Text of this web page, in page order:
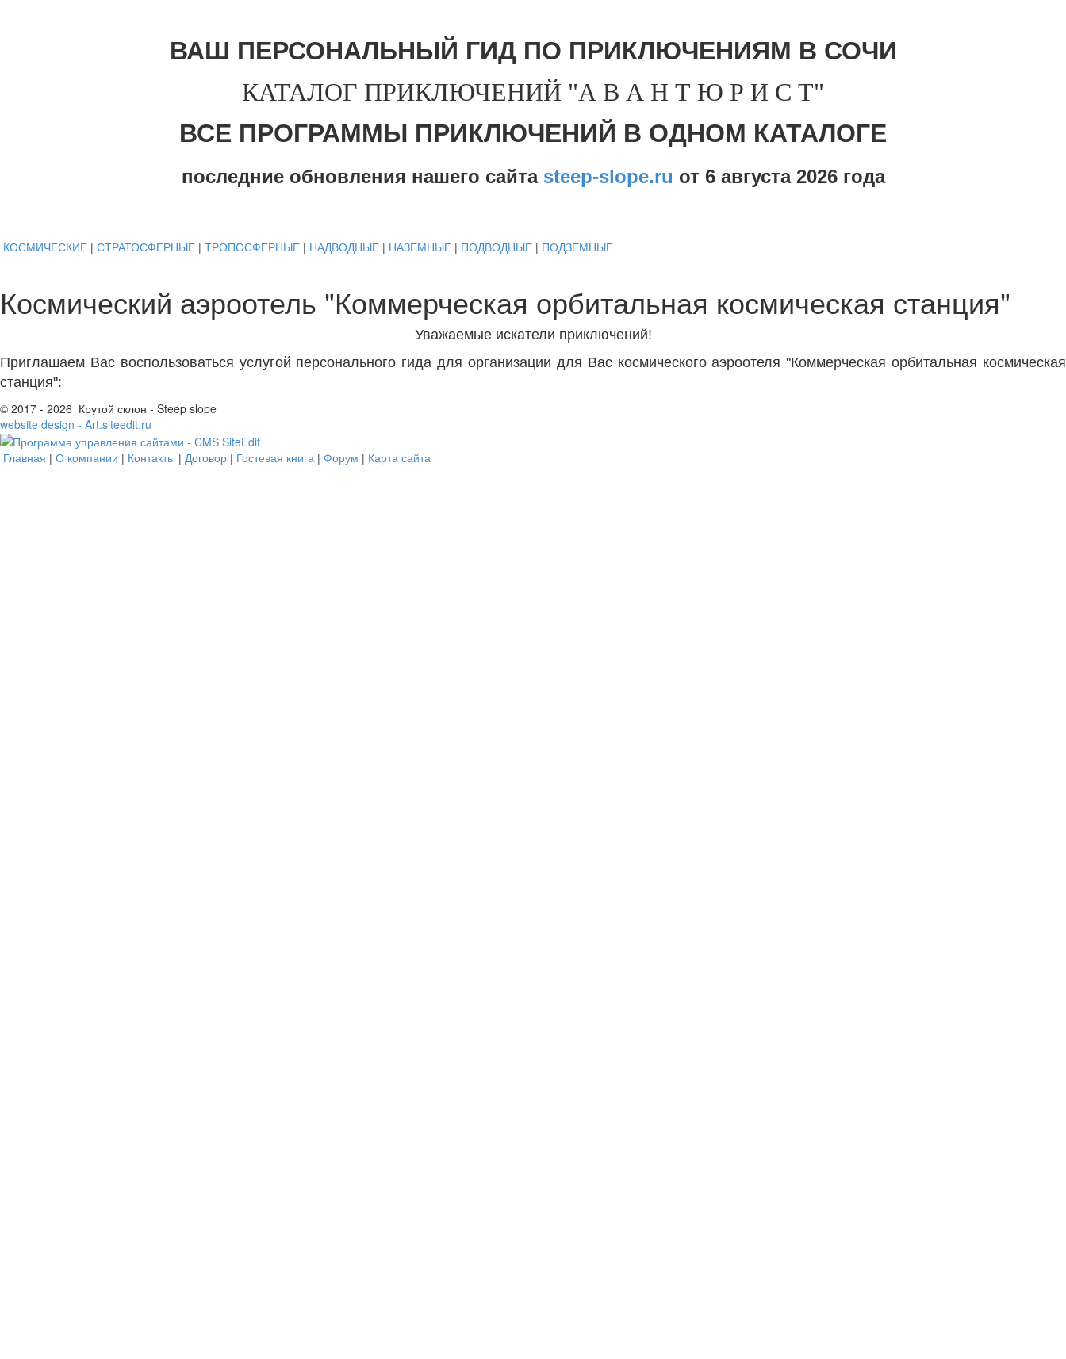
ВАШ ПЕРСОНАЛЬНЫЙ ГИД ПО ПРИКЛЮЧЕНИЯМ В СОЧИ
КАТАЛОГ ПРИКЛЮЧЕНИЙ "А В А Н Т Ю Р И С Т"
ВСЕ ПРОГРАММЫ ПРИКЛЮЧЕНИЙ В ОДНОМ КАТАЛОГЕ
последние обновления нашего сайта steep-slope.ru от 6 августа 2026 года
КОСМИЧЕСКИЕ | СТРАТОСФЕРНЫЕ | ТРОПОСФЕРНЫЕ | НАДВОДНЫЕ | НАЗЕМНЫЕ | ПОДВОДНЫЕ | ПОДЗЕМНЫЕ
Космический аэроотель "Коммерческая орбитальная космическая станция"
Уважаемые искатели приключений!
Приглашаем Вас воспользоваться услугой персонального гида для организации для Вас космического аэроотеля "Коммерческая орбитальная космическая
станция":
© 2017 - 2026 Крутой склон - Steep slope
website design - Art.siteedit.ru
Главная | О компании | Контакты | Договор | Гостевая книга | Форум | Карта сайта